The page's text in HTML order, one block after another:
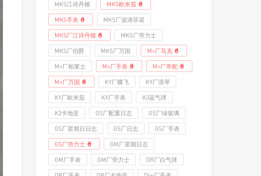
MKS江诗丹顿 MKS欧米茄
MKS手表 MKS厂波涛菲诺
MKS厂江诗丹顿 MKS厂劳力士
MKS厂伯爵 MKS厂万国 M+厂马克
M+厂柏莱士 M+厂手表 M+厂帝舵
M+厂万国 KY厂蝶飞 KY厂浪琴
KY厂欧米茄 KY厂手表 K3蓝气球
K3卡地亚 GS厂配重日志 GS厂绿玻璃
GS厂星期日日志 GS厂日志 GS厂手表
GS厂劳力士 GM厂星期日志
GM厂手表 GM厂劳力士 DR厂白气球